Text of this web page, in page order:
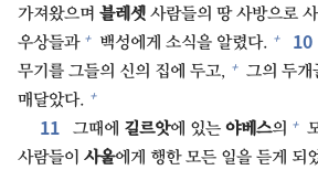
가져왔으며 블레셋 사람들의 땅 사방으로
우상들과 + 백성에게 소식을 알렸다. + 10⁠
무기를 그들의 신의 집에 두고, + 그의 두개
매달았다. +
11⁠ 그때에 길르앗에 있는 야베스의 +
사람들이 사울에게 행한 모든 일을 듣게 되